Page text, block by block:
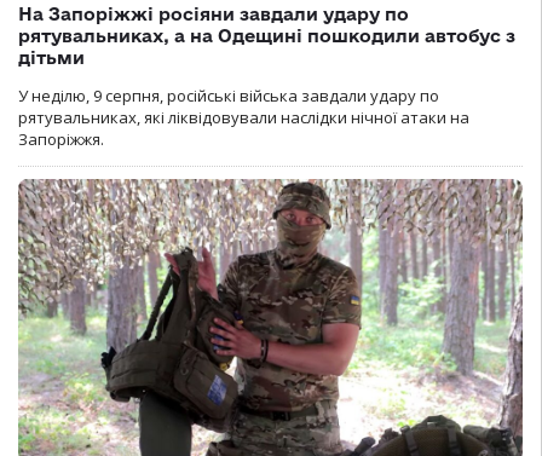
На Запоріжжі росіяни завдали удару по
рятувальниках, а на Одещині пошкодили автобус з
дітьми
У неділю, 9 серпня, російські війська завдали удару по
рятувальниках, які ліквідовували наслідки нічної атаки на
Запоріжжя.